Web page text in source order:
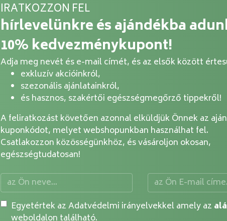
IRATKOZZON FEL
hírlevelünkre és ajándékba
10% kedvezménykupont!
Adja meg nevét és e-mail címét, és az elsők között
exkluzív akcióinkról,
szezonális ajánlatainkról,
és hasznos, szakértői egészségmegőrző tippekről!
A feliratkozást követően azonnal elküldjük Önnek az
kuponkódot, melyet webshopunkban használhat fel.
Csatlakozzon közösségünkhöz, és vásároljon okosan,
egészségtudatosan!
Egyetértek az Adatvédelmi irányelvekkel amely az